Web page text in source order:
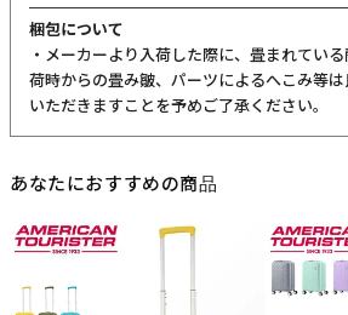
梱包について
・メーカーより入荷した際に、畳まれてい
荷時からの畳み皺、パーツによるへこみ等
いただきますことを予めご了承ください。
あなたにおすすめの商品